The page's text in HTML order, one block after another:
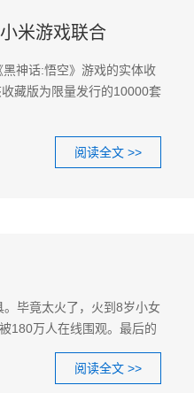
米游戏联合
神话:悟空》游戏的实体收
藏版为限量发行的10000套
阅读全文 >>
毕竟太火了，火到8岁小女
180万人在线围观。最后的
阅读全文 >>